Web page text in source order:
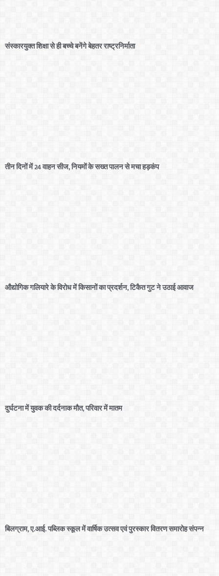
संस्कारयुक्त शिक्षा से ही बच्चे बनेंगे बेहतर राष्ट्रनिर्माता
तीन दिनों में 24 वाहन सीज, नियमों के सख्त पालन से मचा हड़कंप
औद्योगिक गलियारे के विरोध में किसानों का प्रदर्शन, टिकैत गुट ने उठाई आवाज
दुर्घटना में युवक की दर्दनाक मौत, परिवार में मातम
बिलग्राम, ए.आई. पब्लिक स्कूल में वार्षिक उत्सव एवं पुरस्कार वितरण समारोह संपन्न